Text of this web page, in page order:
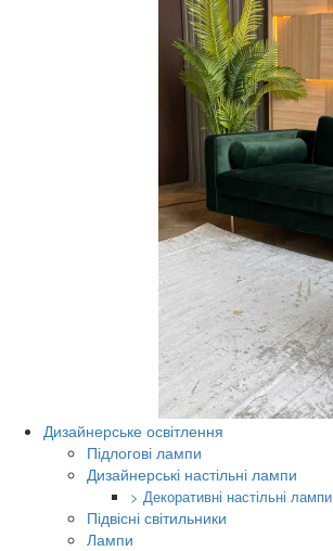
Дизайнерське освітлення
Підлогові лампи
Дизайнерські настільні лампи
> Декоративні настільні лампи
Підвісні світильники
Лампи